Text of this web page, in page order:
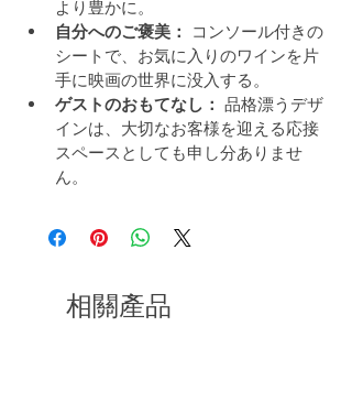
より豊かに。
自分へのご褒美：
コンソール付きの
シートで、お気に入りのワインを片
手に映画の世界に没入する。
ゲストのおもてなし： 品格漂うデザ
インは、大切なお客様を迎える応接
スペースとしても申し分ありませ
ん。
相關產品